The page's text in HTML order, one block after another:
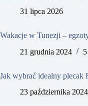
31 lipca 2026
Wakacje w Tunezji –
21 grudnia 2024
Jak wybrać idealny plecak
23 października 2024